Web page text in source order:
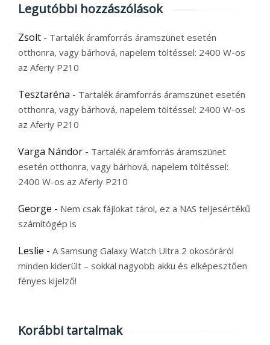
Legutóbbi hozzászólások
Zsolt - Tartalék áramforrás áramszünet esetén
otthonra, vagy bárhová, napelem töltéssel: 2400 W-os
az Aferiy P210
Tesztaréna - Tartalék áramforrás áramszünet esetén
otthonra, vagy bárhová, napelem töltéssel: 2400 W-os
az Aferiy P210
Varga Nándor - Tartalék áramforrás áramszünet
esetén otthonra, vagy bárhová, napelem töltéssel:
2400 W-os az Aferiy P210
George - Nem csak fájlokat tárol, ez a NAS teljesértékű
számítógép is
Leslie - A Samsung Galaxy Watch Ultra 2 okosóráról
minden kiderült – sokkal nagyobb akku és elképesztően
fényes kijelző!
Korábbi tartalmak